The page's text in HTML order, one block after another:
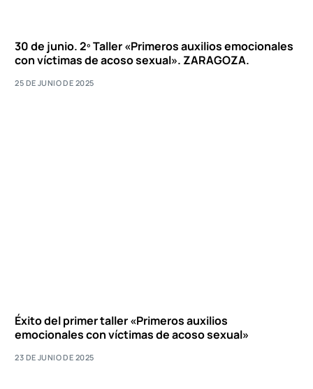
30 de junio. 2º Taller «Primeros auxilios emocionales
con víctimas de acoso sexual». ZARAGOZA.
25 DE JUNIO DE 2025
Éxito del primer taller «Primeros auxilios
emocionales con víctimas de acoso sexual»
23 DE JUNIO DE 2025